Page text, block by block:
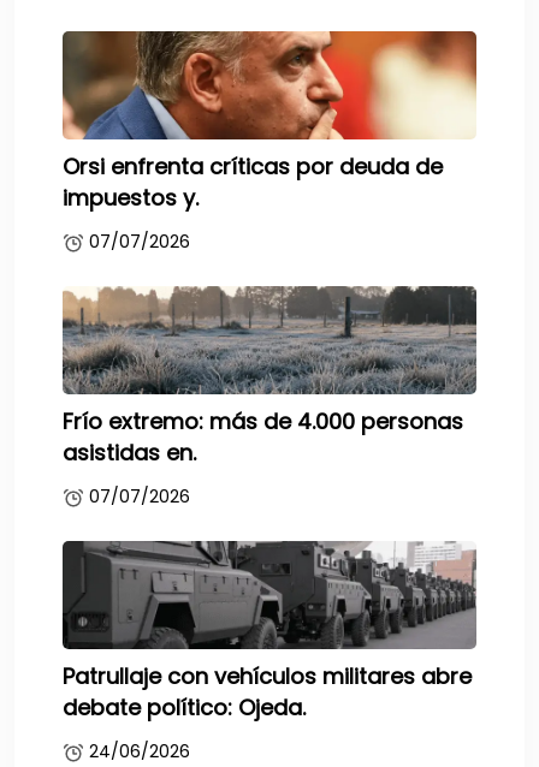
Orsi enfrenta críticas por deuda de
impuestos y.
07/07/2026
Frío extremo: más de 4.000 personas
asistidas en.
07/07/2026
Patrullaje con vehículos militares abre
debate político: Ojeda.
24/06/2026